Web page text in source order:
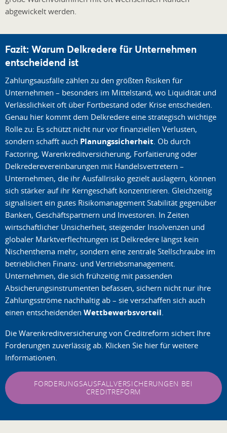
abgewickelt werden.
Fazit: Warum Delkredere für Unternehmen
entscheidend ist
Zahlungsausfälle zählen zu den größten Risiken für
Unternehmen – besonders im Mittelstand, wo Liquidität und
Verlässlichkeit oft über Fortbestand oder Krise entscheiden.
Genau hier kommt dem Delkredere eine strategisch wichtige
Rolle zu: Es schützt nicht nur vor finanziellen Verlusten,
sondern schafft auch Planungssicherheit . Ob durch
Factoring, Warenkreditversicherung, Forfaitierung oder
Delkrederevereinbarungen mit Handelsvertretern –
Unternehmen, die ihr Ausfallrisiko gezielt auslagern, können
sich stärker auf ihr Kerngeschäft konzentrieren. Gleichzeitig
signalisiert ein gutes Risikomanagement Stabilität gegenüber
Banken, Geschäftspartnern und Investoren. In Zeiten
wirtschaftlicher Unsicherheit, steigender Insolvenzen und
globaler Marktverflechtungen ist Delkredere längst kein
Nischenthema mehr, sondern eine zentrale Stellschraube im
betrieblichen Finanz- und Vertriebsmanagement.
Unternehmen, die sich frühzeitig mit passenden
Absicherungsinstrumenten befassen, sichern nicht nur ihre
Zahlungsströme nachhaltig ab – sie verschaffen sich auch
einen entscheidenden Wettbewerbsvorteil
Die Warenkreditversicherung von Creditreform sichert Ihre
Forderungen zuverlässig ab. Klicken Sie hier für weitere
Informationen.
FORDERUNGSAUSFALLVERSICHERUNGEN BEI
CREDITREFORM